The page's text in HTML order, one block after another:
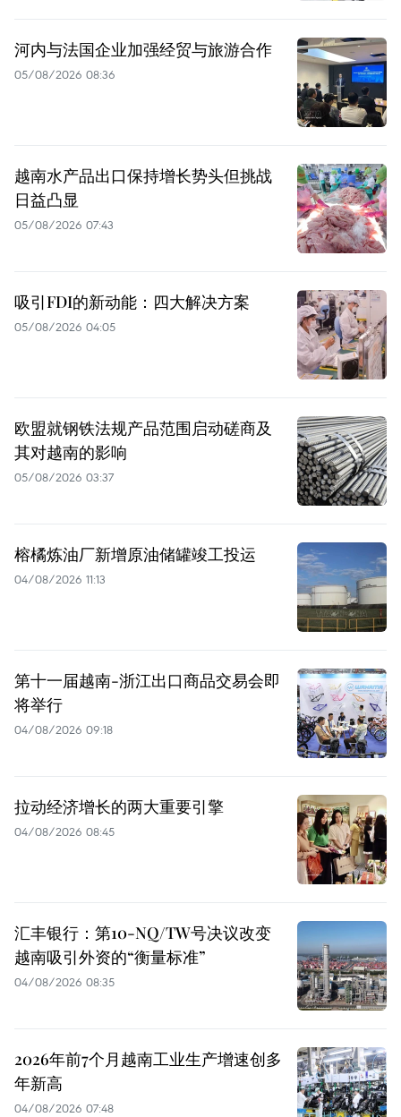
河内与法国企业加强经贸与旅游合作
05/08/2026 08:36
越南水产品出口保持增长势头但挑战
日益凸显
05/08/2026 07:43
吸引FDI的新动能：四大解决方案
05/08/2026 04:05
欧盟就钢铁法规产品范围启动磋商及
其对越南的影响
05/08/2026 03:37
榕橘炼油厂新增原油储罐竣工投运
04/08/2026 11:13
第十一届越南-浙江出口商品交易会即
将举行
04/08/2026 09:18
拉动经济增长的两大重要引擎
04/08/2026 08:45
汇丰银行：第10-NQ/TW号决议改变
越南吸引外资的“衡量标准”
04/08/2026 08:35
2026年前7个月越南工业生产增速创多
年新高
04/08/2026 07:48